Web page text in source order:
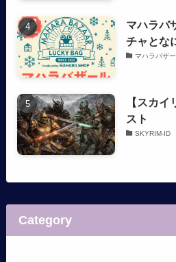
マハラバ
チャとな
マハラバザ
【スカ
スト
SKYRIM-ID
Category